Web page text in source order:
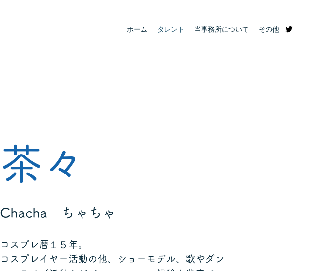
ホーム タレント 当事務所について その他
茶々
​Chacha ちゃちゃ
コスプレ暦１５年。
コスプレイヤー活動の他、ショーモデル、歌やダン